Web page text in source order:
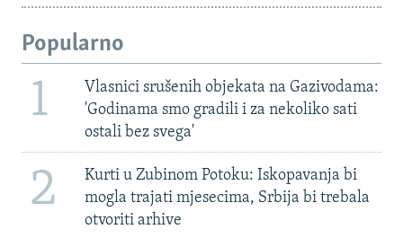
Popularno
1
Vlasnici srušenih objekata na Gazivodama:
'Godinama smo gradili i za nekoliko sati
ostali bez svega'
2
Kurti u Zubinom Potoku: Iskopavanja bi
mogla trajati mjesecima, Srbija bi trebala
otvoriti arhive